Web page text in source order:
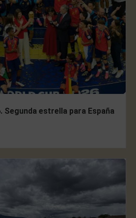
Segunda estrella para España